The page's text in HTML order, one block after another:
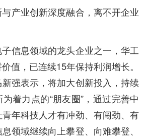
产业创新深度融合，离不开企业
信息领域的龙头企业之一，华工
值，已连续15年保持利润增长。
强表示，将加大创新投入，持续
着力点的“朋友圈”，通过完善中
年科技人才有冲劲、有闯劲、有
领域继续向上攀登、向难攀登、